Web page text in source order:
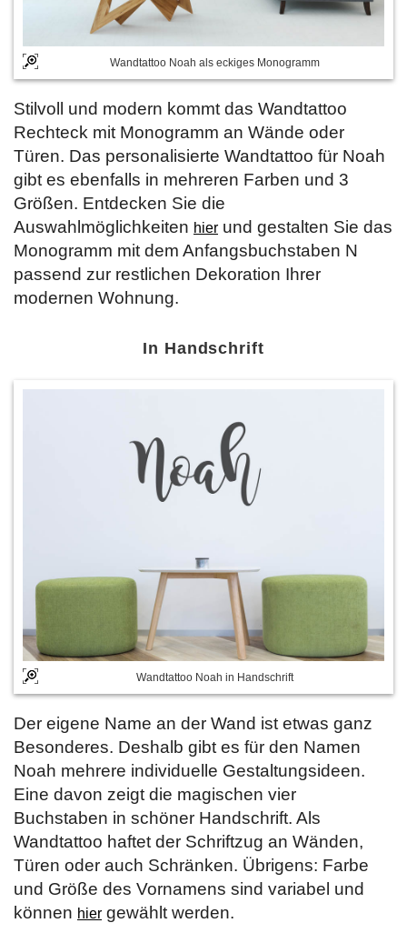
Wandtattoo Noah als eckiges Monogramm
Stilvoll und modern kommt das Wandtattoo
Rechteck mit Monogramm an Wände oder
Türen. Das personalisierte Wandtattoo für Noah
gibt es ebenfalls in mehreren Farben und 3
Größen. Entdecken Sie die
Auswahlmöglichkeiten hier und gestalten Sie das
Monogramm mit dem Anfangsbuchstaben N
passend zur restlichen Dekoration Ihrer
modernen Wohnung.
In Handschrift
Wandtattoo Noah in Handschrift
Der eigene Name an der Wand ist etwas ganz
Besonderes. Deshalb gibt es für den Namen
Noah mehrere individuelle Gestaltungsideen.
Eine davon zeigt die magischen vier
Buchstaben in schöner Handschrift. Als
Wandtattoo haftet der Schriftzug an Wänden,
Türen oder auch Schränken. Übrigens: Farbe
und Größe des Vornamens sind variabel und
können hier gewählt werden.